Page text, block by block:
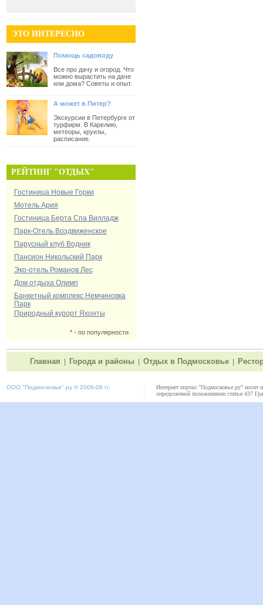
ЭТО ИНТЕРЕСНО
Помощь садоводу
Все про дачу и огород. Что
можно вырастить на даче
или дома? Советы и опыт.
А может в Питер?
Экскурсии в Петербурге от
турфирм. В Карелию,
метеоры, круизы,
расписание.
РЕЙТИНГ "ОТДЫХ"
Гостиница Новые Горки
Мотель Ария
Гостиница Берта Спа Вилладж
Парк-Отель Воздвиженское
Парусный клуб Водник
Пансион Никольский Парк
Эко-отель Романов Лес
Дом отдыха Олимп
Банкетный комплекс Немчиновка
Парк
Природный курорт Яхонты
*- по популярности
Главная Города и районы Отдых в Подмосковье
ООО "Подмосковье" .ру © 2006-08 гг.
Интернет портал "Подмосковье.ру" носит
определяемой положениями статьи 437